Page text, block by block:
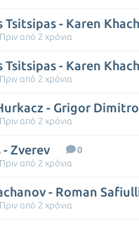
Tsitsipas - Karen
από 2 χρόνια
Tsitsipas - Karen
από 2 χρόνια
- Grigor
από 2 χρόνια
- Zverev
0
από 2 χρόνια
- Roman
από 2 χρόνια